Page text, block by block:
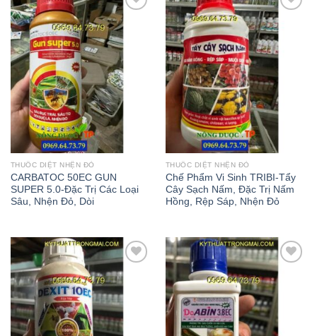
Add to
wishlist
THUỐC DIỆT NHỆN ĐỎ
CARBATOC 50EC GUN
SUPER 5.0-Đặc Trị Các Loại
Sâu, Nhện Đỏ, Dòi
Add to
wishlist
THUỐC DIỆT NHỆN ĐỎ
Chế Phẩm Vi Sinh TRIBI-Tẩy
Cây Sạch Nấm, Đặc Trị Nấm
Hồng, Rệp Sáp, Nhện Đỏ
Add to
wishlist
Add to
wishlist